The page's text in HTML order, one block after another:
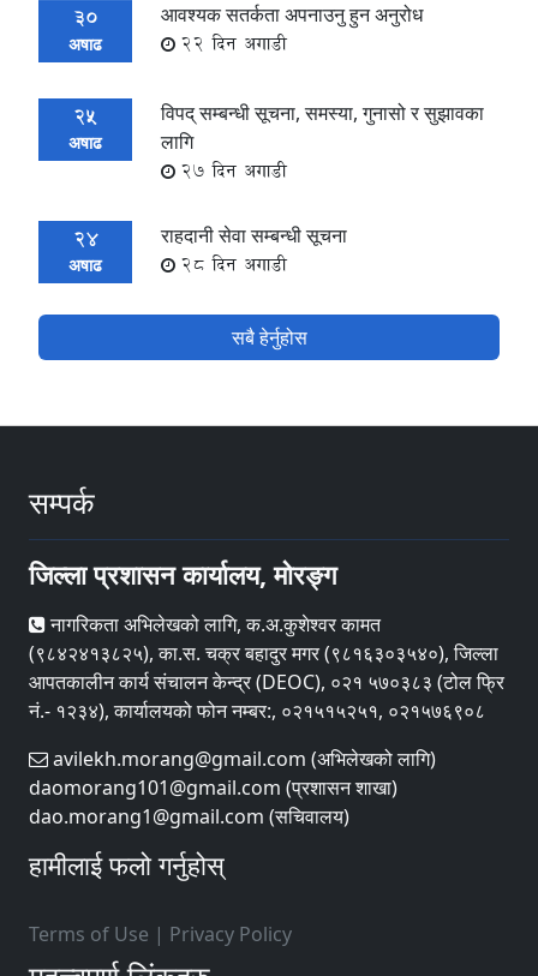
30
अषाढ
आवश्यक सतर्कता अपनाउनु हुन अनुरोध
22 दिन अगाडी
25
अषाढ
विपद् सम्बन्धी सूचना, समस्या, गुनासो र सुझावका
लागि
27 दिन अगाडी
24
अषाढ
राहदानी सेवा सम्बन्धी सूचना
28 दिन अगाडी
सबै हेर्नुहोस
सम्पर्क
जिल्ला प्रशासन कार्यालय, मोरङ्ग
नागरिकता अभिलेखको लागि, क.अ.कुशेश्वर कामत
(९८४२४१३८२५), का.स. चक्र बहादुर मगर (९८१६३०३५४०), जिल्ला
आपतकालीन कार्य संचालन केन्द्र (DEOC), ०२१ ५७०३८३ (टोल फ्रि
नं.- १२३४), कार्यालयको फोन नम्बर:, ०२१५१५२५१, ०२१५७६९०८
avilekh.morang@gmail.com (अभिलेखको लागि)
daomorang101@gmail.com (प्रशासन शाखा)
dao.morang1@gmail.com (सचिवालय)
हामीलाई फलो गर्नुहोस्
Terms of Use | Privacy Policy